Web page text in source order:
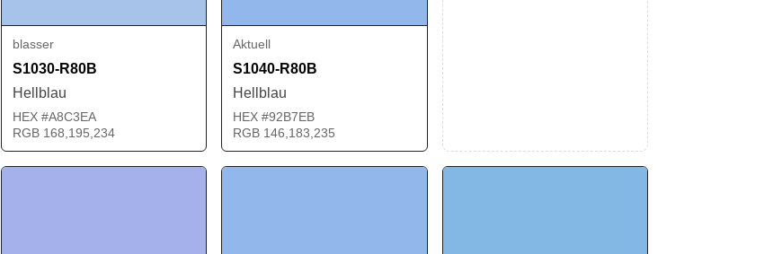
blasser
S1030-R80B
Hellblau
HEX #A8C3EA
RGB 168,195,234
Aktuell
S1040-R80B
Hellblau
HEX #92B7EB
RGB 146,183,235